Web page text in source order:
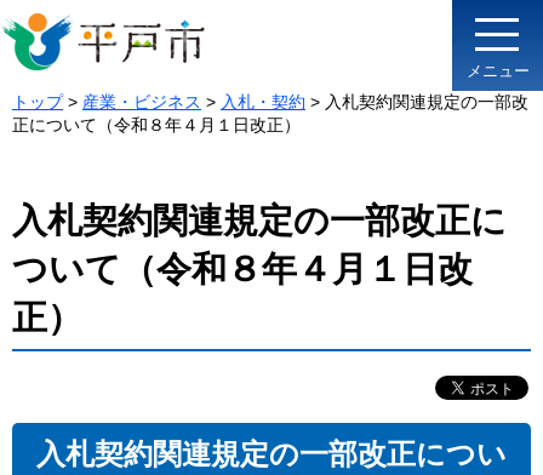
メニュー
トップ> 産業・ビジネス > 入札・契約 > 入札契約関連規定の一部改
正について（令和８年４月１日改正）
入札契約関連規定の一部改正に
ついて（令和８年４月１日改
正）
入札契約関連規定の一部改正につい